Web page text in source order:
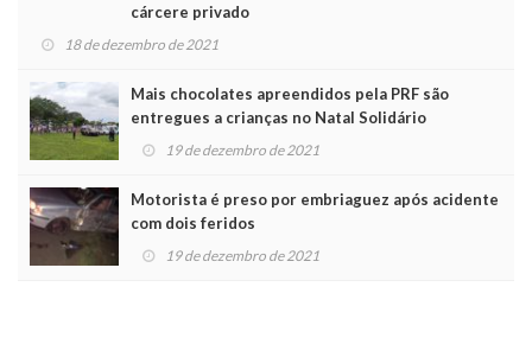
cárcere privado
18 de dezembro de 2021
Mais chocolates apreendidos pela PRF são
entregues a crianças no Natal Solidário
19 de dezembro de 2021
Motorista é preso por embriaguez após acidente
com dois feridos
19 de dezembro de 2021